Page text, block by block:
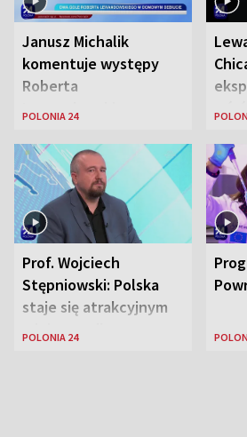
Janusz Michalik
komentuje występy
Roberta
Lewandowskiego w
Zjednoczonych
POLONIA 24
Prof. Wojciech
Stępniowski: Polska
staje się atrakcyjnym
miejscem dla
POLONIA 24